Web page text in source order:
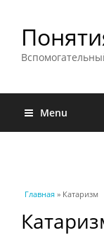
Menu
Вы здесь
Главная » Катаризм